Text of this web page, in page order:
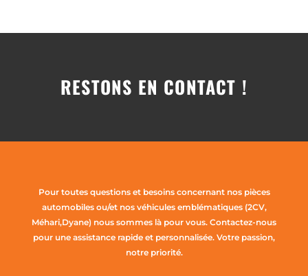
RESTONS EN CONTACT !
Pour toutes questions et besoins concernant nos pièces
automobiles ou/et nos véhicules emblématiques (2CV,
Méhari,Dyane) nous sommes là pour vous. Contactez-nous
pour une assistance rapide et personnalisée. Votre passion,
notre priorité.